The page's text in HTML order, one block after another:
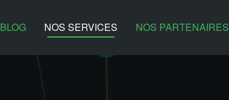
BLOG NOS SERVICES NOS PARTENAIRES